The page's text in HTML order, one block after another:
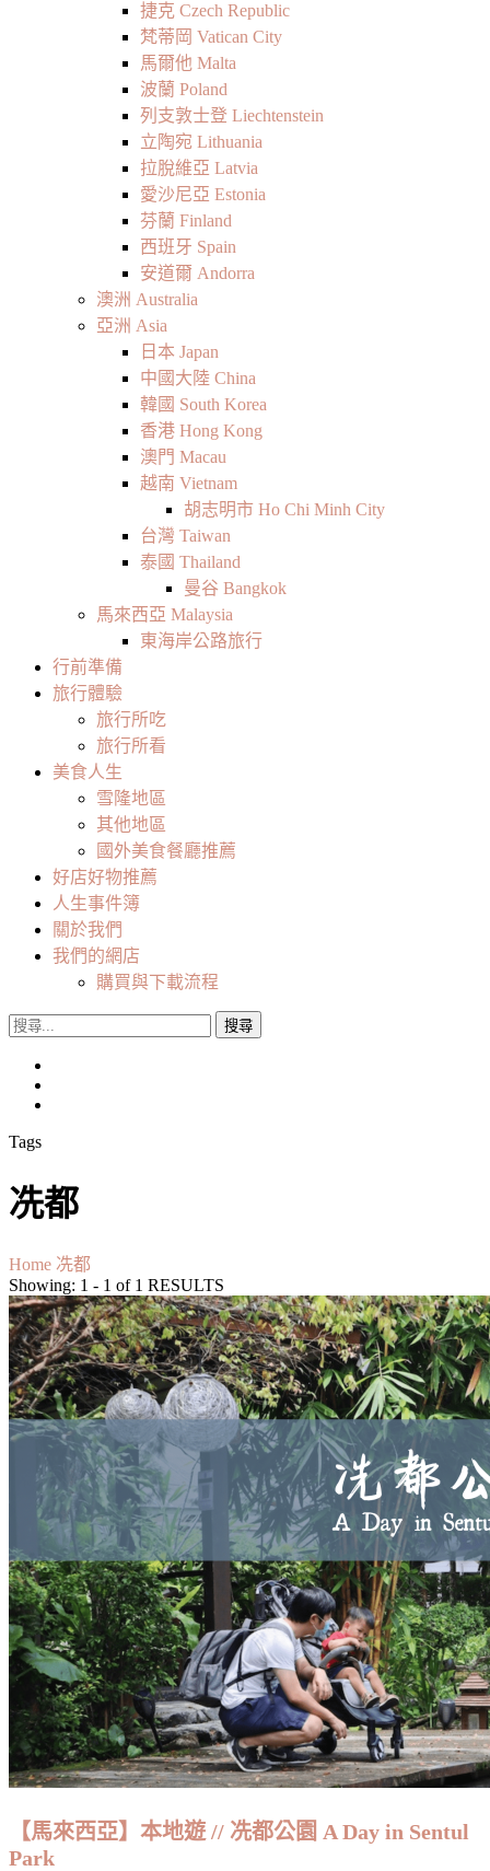
捷克 Czech Republic
梵蒂岡 Vatican City
馬爾他 Malta
波蘭 Poland
列支敦士登 Liechtenstein
立陶宛 Lithuania
拉脫維亞 Latvia
愛沙尼亞 Estonia
芬蘭 Finland
西班牙 Spain
安道爾 Andorra
澳洲 Australia
亞洲 Asia
日本 Japan
中國大陸 China
韓國 South Korea
香港 Hong Kong
澳門 Macau
越南 Vietnam
胡志明市 Ho Chi Minh City
台灣 Taiwan
泰國 Thailand
曼谷 Bangkok
馬來西亞 Malaysia
東海岸公路旅行
行前準備
旅行體驗
旅行所吃
旅行所看
美食人生
雪隆地區
其他地區
國外美食餐廳推薦
好店好物推薦
人生事件簿
關於我們
我們的網店
購買與下載流程
搜
Tags
冼都
Home 冼都
Showing: 1 - 1 of 1 RESULTS
【馬來西亞】本地遊 // 冼都公園 A Day in Sentul
Park